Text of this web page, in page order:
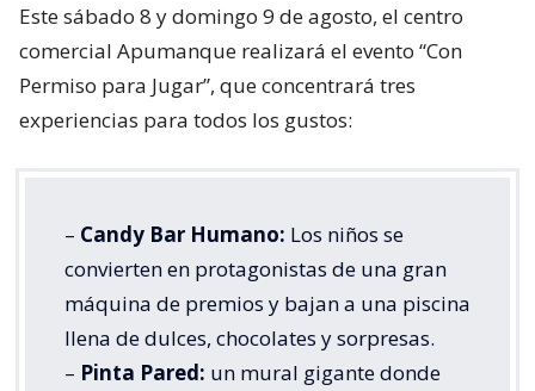
Este sábado 8 y domingo 9 de agosto, el centro
comercial Apumanque realizará el evento “Con
Permiso para Jugar”, que concentrará tres
experiencias para todos los gustos:
– Candy Bar Humano: Los niños se
convierten en protagonistas de una gran
máquina de premios y bajan a una piscina
llena de dulces, chocolates y sorpresas.
– Pinta Pared: un mural gigante donde